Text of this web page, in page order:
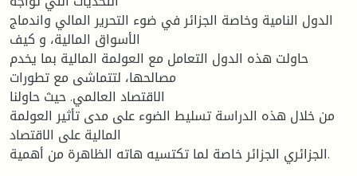
الدول النامية وخاصة الجزائر في ضوء التحرير المالي واندماج
الأسواق المالية، و كيف
حاولت هذه الدول التعامل مع العولمة المالية بما يخدم
مصالحها، لتتماشى مع تطورات
الاقتصاد العالمي. حيث حاولنا
من خلال هذه الدراسة تسليط الضوء على مدى تأثير العولمة
المالية على الاقتصاد
الجزائري الجزائر خاصة لما تكتسيه هاته الظاهرة من أهمية.